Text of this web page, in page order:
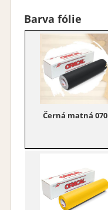
Barva fólie
Černá matná 070